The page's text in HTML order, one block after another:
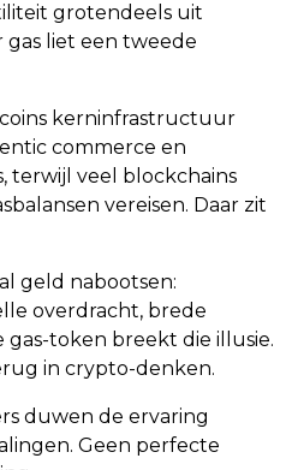
grotendeels uit
gas liet een tweede
kerninfrastructuur
commerce en
terwijl veel blockchains
vereisen. Daar zit
geld nabootsen:
overdracht, brede
gas-token breekt die illusie.
in crypto-denken.
duwen de ervaring
Geen perfecte